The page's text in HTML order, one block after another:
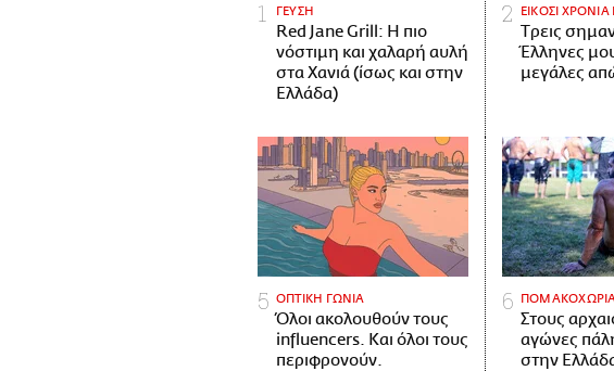
ΓΕΥΣΗ
Red Jane Grill: Η πιο
νόστιμη και χαλαρή αυλή
στα Χανιά (ίσως και στην
Ελλάδα)
ΕΙΚΟΣΙ ΧΡΟΝΙΑ
Tρεις
Έλληνες
μεγάλες
ΟΠΤΙΚΗ ΓΩΝΙΑ
Όλοι ακολουθούν τους
influencers. Και όλοι τους
περιφρονούν.
Στους
αγώνες
στην